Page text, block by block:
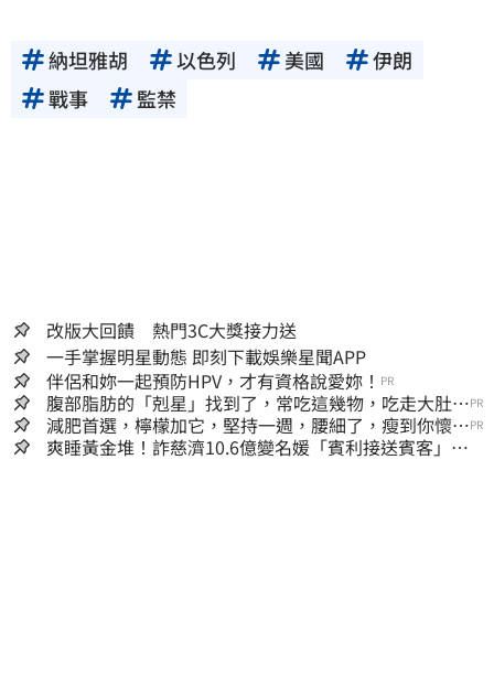
納坦雅胡 以色列 美國
伊朗
戰事
監禁
改版大回饋 熱門3C大獎接力送
一手掌握明星動態 即刻下載娛樂星聞APP
伴侶和妳一起預防HPV，才有資格說愛妳！ PR
腹部脂肪的「剋星」找到了，常吃這幾物，吃走大肚
囊，瘦出小蠻腰
PR
減肥首選，檸檬加它，堅持一週，腰細了，瘦到你懷疑
人生
PR
爽睡黃金堆！詐慈濟10.6億變名媛「賓利接送賓客」女